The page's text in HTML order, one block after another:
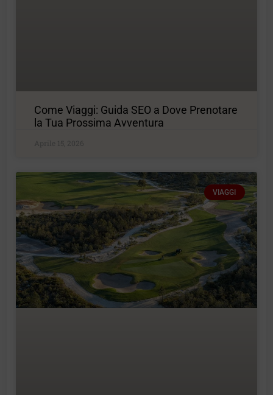
Come Viaggi: Guida SEO a Dove Prenotare
la Tua Prossima Avventura
Aprile 15, 2026
VIAGGI